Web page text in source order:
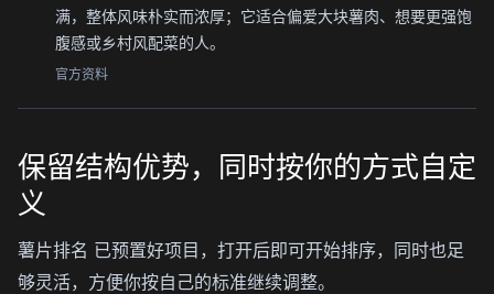
满，整体风味朴实而浓厚；它适合偏爱大块薯肉、想要更强饱
腹感或乡村风配菜的人。
官方资料
保留结构优势，同时按你的方式自定
义
薯片排名 已预置好项目，打开后即可开始排序，同时也足
够灵活，方便你按自己的标准继续调整。